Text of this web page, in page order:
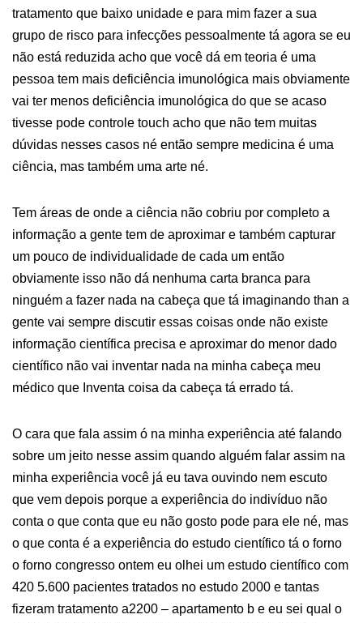
tratamento que baixo unidade e para mim fazer a sua
grupo de risco para infecções pessoalmente tá agora se eu
não está reduzida acho que você dá em teoria é uma
pessoa tem mais deficiência imunológica mais obviamente
vai ter menos deficiência imunológica do que se acaso
tivesse pode controle touch acho que não tem muitas
dúvidas nesses casos né então sempre medicina é uma
ciência, mas também uma arte né.
Tem áreas de onde a ciência não cobriu por completo a
informação a gente tem de aproximar e também capturar
um pouco de individualidade de cada um então
obviamente isso não dá nenhuma carta branca para
ninguém a fazer nada na cabeça que tá imaginando than a
gente vai sempre discutir essas coisas onde não existe
informação científica precisa e aproximar do menor dado
científico não vai inventar nada na minha cabeça meu
médico que Inventa coisa da cabeça tá errado tá.
O cara que fala assim ó na minha experiência até falando
sobre um jeito nesse assim quando alguém falar assim na
minha experiência você já eu tava ouvindo nem escuto
que vem depois porque a experiência do indivíduo não
conta o que conta que eu não gosto pode para ele né, mas
o que conta é a experiência do estudo científico tá o forno
o forno congresso ontem eu olhei um estudo científico com
420 5.600 pacientes tratados no estudo 2000 e tantas
fizeram tratamento a2200 – apartamento b e eu sei qual o